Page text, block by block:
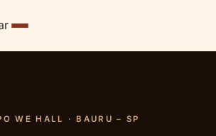
WE HALL · BAURU – SP